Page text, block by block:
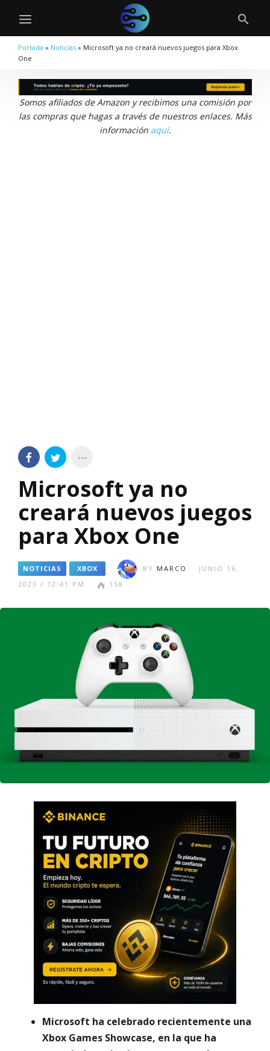
Portada » Noticias » Microsoft ya no creará nuevos juegos para Xbox
One
Somos afiliados de Amazon y recibimos una comisión por
las compras que hagas a través de nuestros enlaces. Más
información aquí.
Microsoft ya no
creará nuevos juegos
para Xbox One
NOTICIAS XBOX BY MARCO
JUNIO 16,
2023 / 12:41 PM
158
Microsoft ha celebrado recientemente una
Xbox Games Showcase, en la que ha